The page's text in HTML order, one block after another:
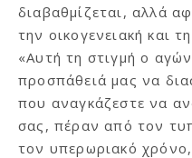
διαβαθμίζεται, αλλά
την οικογενειακή και
«Αυτή τη στιγμή ο
προσπάθειά μας να
που αναγκάζεστε να
σας, πέραν από τον
τον υπερωριακό